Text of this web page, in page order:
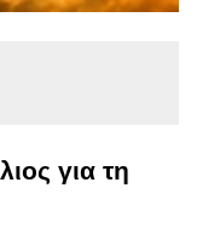
για τη